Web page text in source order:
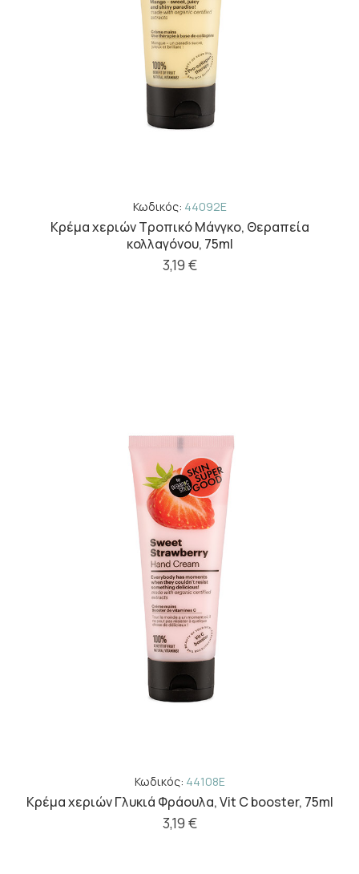
Κωδικός: 44092E
Κρέμα χεριών Τροπικό Μάνγκο, Θεραπεία
κολλαγόνου, 75ml
3,19 €
Κωδικός: 44108E
Kρέμα χεριών Γλυκιά Φράουλα, Vit C booster, 75ml
3,19 €